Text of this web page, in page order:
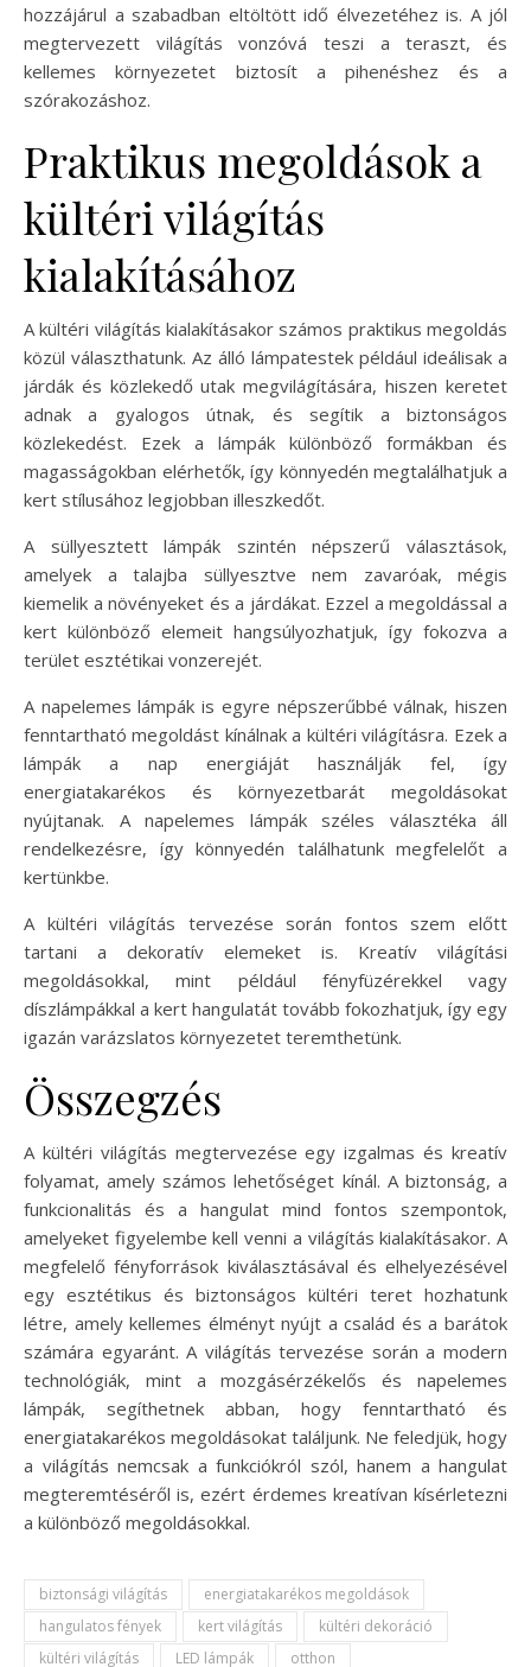
hozzájárul a szabadban eltöltött idő élvezetéhez is. A jól
megtervezett világítás vonzóvá teszi a teraszt, és
kellemes környezetet biztosít a pihenéshez és a
szórakozáshoz.
Praktikus megoldások a
kültéri világítás
kialakításához
A kültéri világítás kialakításakor számos praktikus megoldás
közül választhatunk. Az álló lámpatestek például ideálisak a
járdák és közlekedő utak megvilágítására, hiszen keretet
adnak a gyalogos útnak, és segítik a biztonságos
közlekedést. Ezek a lámpák különböző formákban és
magasságokban elérhetők, így könnyedén megtalálhatjuk a
kert stílusához legjobban illeszkedőt.
A süllyesztett lámpák szintén népszerű választások,
amelyek a talajba süllyesztve nem zavaróak, mégis
kiemelik a növényeket és a járdákat. Ezzel a megoldással a
kert különböző elemeit hangsúlyozhatjuk, így fokozva a
terület esztétikai vonzerejét.
A napelemes lámpák is egyre népszerűbbé válnak, hiszen
fenntartható megoldást kínálnak a kültéri világításra. Ezek a
lámpák a nap energiáját használják fel, így
energiatakarékos és környezetbarát megoldásokat
nyújtanak. A napelemes lámpák széles választéka áll
rendelkezésre, így könnyedén találhatunk megfelelőt a
kertünkbe.
A kültéri világítás tervezése során fontos szem előtt
tartani a dekoratív elemeket is. Kreatív világítási
megoldásokkal, mint például fényfüzérekkel vagy
díszlámpákkal a kert hangulatát tovább fokozhatjuk, így egy
igazán varázslatos környezetet teremthetünk.
Összegzés
A kültéri világítás megtervezése egy izgalmas és kreatív
folyamat, amely számos lehetőséget kínál. A biztonság, a
funkcionalitás és a hangulat mind fontos szempontok,
amelyeket figyelembe kell venni a világítás kialakításakor. A
megfelelő fényforrások kiválasztásával és elhelyezésével
egy esztétikus és biztonságos kültéri teret hozhatunk
létre, amely kellemes élményt nyújt a család és a barátok
számára egyaránt. A világítás tervezése során a modern
technológiák, mint a mozgásérzékelős és napelemes
lámpák, segíthetnek abban, hogy fenntartható és
energiatakarékos megoldásokat találjunk. Ne feledjük, hogy
a világítás nemcsak a funkciókról szól, hanem a hangulat
megteremtéséről is, ezért érdemes kreatívan kísérletezni
a különböző megoldásokkal.
biztonsági világítás
energiatakarékos megoldások
hangulatos fények
kert világítás
kültéri dekoráció
kültéri világítás
LED lámpák otthon